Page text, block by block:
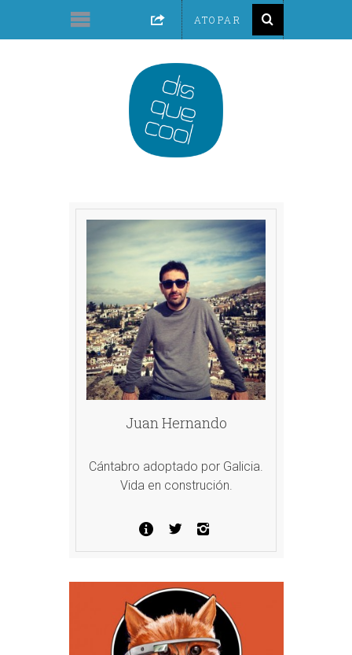
Juan Hernando
Cántabro adoptado por Galicia.
Vida en construción.